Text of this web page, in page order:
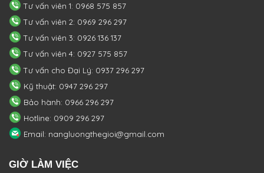
Tư vấn viên 1: 0968 575 857
Tư vấn viên 2: 0969 296 297
Tư vấn viên 3: 0926 136 137
Tư vấn viên 4: 0927 575 857
Tư vấn cho Đại Lý: 0937 296 297
Kỹ thuật: 0947 296 297
Bảo hành: 0966 296 297
Hotline: 0909 296 297
Email: nangluongthegioi@gmail.com
GIỜ LÀM VIỆC